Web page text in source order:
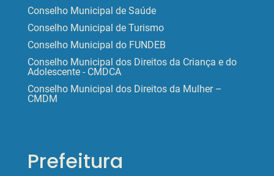
Conselho Municipal de Saúde
Conselho Municipal de Turismo
Conselho Municipal do FUNDEB
Conselho Municipal dos Direitos da Criança e do
Adolescente - CMDCA
Conselho Municipal dos Direitos da Mulher –
CMDM
Prefeitura